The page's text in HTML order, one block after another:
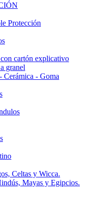
Protección
cartón explicativo
granel
Cerámica - Goma
Celtas y Wicca.
Mayas y Egipcios.